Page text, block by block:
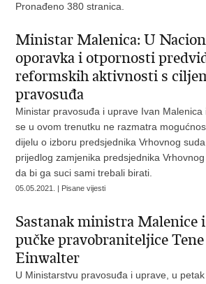
Pronađeno 380 stranica.
Ministar Malenica: U
oporavka i otpornosti
reformskih aktivnosti s
pravosuđa
Ministar pravosuđa i uprave Ivan
se u ovom trenutku ne razmatra
dijelu o izboru predsjednika Vrhovnog
prijedlog zamjenika predsjednika
da bi ga suci sami trebali birati.
05.05.2021. | Pisane vijesti
Sastanak ministra Malenice
pučke pravobraniteljice
Einwalter
U Ministarstvu pravosuđa i uprave, u